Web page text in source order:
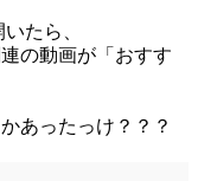
たら、
連の動画が「おすす
あったっけ？？？